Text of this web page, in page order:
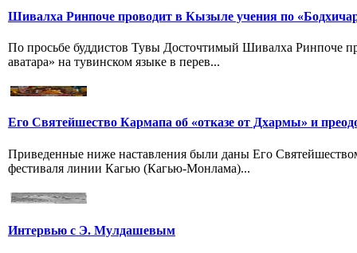
Шивалха Ринпоче проводит в Кызыле учения по
По просьбе буддистов Тувы Досточтимый Шивалха Ринпоче
аватара» на тувинском языке в перев...
Его Святейшество Кармапа об «отказе от Дхармы» и
Приведенные ниже наставления были даны Его
фестиваля линии Кагью (Кагью-Монлама)...
Интервью с Э. Мулдашевым